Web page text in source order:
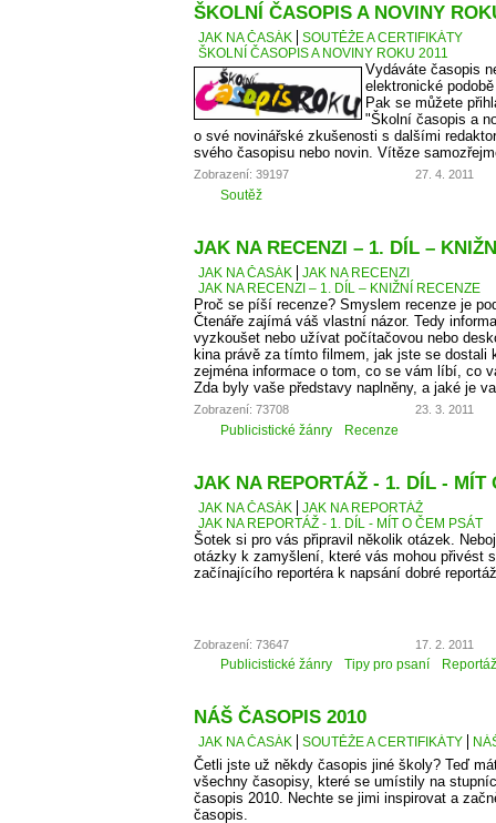
ŠKOLNÍ ČASOPIS A NOVINY
JAK NA ČASÁK
SOUTĚŽE A CERTIFIKÁTY
ŠKOLNÍ ČASOPIS A NOVINY ROKU 2011
Vydáváte časopis
elektronické
Pak se můžete
"Školní časopis a
o své novinářské zkušenosti s dalšími
svého časopisu nebo novin. Vítěze
Zobrazení: 39197 27. 4. 2011
Soutěž
JAK NA RECENZI – 1. DÍL –
JAK NA ČASÁK
JAK NA RECENZI
JAK NA RECENZI – 1. DÍL – KNIŽNÍ RECENZE
Proč se píší recenze? Smyslem recenze je
Čtenáře zajímá váš vlastní názor. Tedy
vyzkoušet nebo užívat počítačovou nebo
kina právě za tímto filmem, jak jste se dostali
zejména informace o tom, co se vám líbí, co
Zda byly vaše představy naplněny, a jaké je
Zobrazení: 73708 23. 3. 2011
Publicistické žánry Recenze
JAK NA REPORTÁŽ - 1. DÍL - MÍT
JAK NA ČASÁK
JAK NA REPORTÁŽ
JAK NA REPORTÁŽ - 1. DÍL - MÍT O ČEM PSÁT
Šotek si pro vás připravil několik otázek.
otázky k zamyšlení, které vás mohou přivést
začínajícího reportéra k napsání dobré
Zobrazení: 73647 17. 2. 2011
Publicistické žánry Tipy pro psaní Reportáž
NÁŠ ČASOPIS 2010
JAK NA ČASÁK SOUTĚŽE A CERTIFIKÁTY
Četli jste už někdy časopis jiné školy? Teď
všechny časopisy, které se umístily na
časopis 2010. Nechte se jimi inspirovat a
časopis.